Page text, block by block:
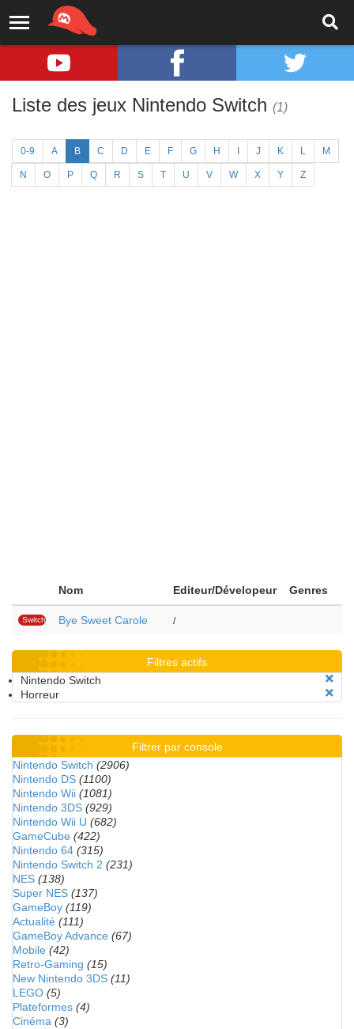
Liste des jeux Nintendo Switch (1)
0-9 A B C D E F G H J K L M
N O P Q R S T U V W X Y Z
Nom Editeur/Dévelopeur Genres
Switch Bye Sweet Carole /
Filtres actifs
Nintendo Switch
Horreur
Filtrer par console
Nintendo Switch (2906)
Nintendo DS (1100)
Nintendo Wii (1081)
Nintendo 3DS (929)
Nintendo Wii U (682)
GameCube (422)
Nintendo 64 (315)
Nintendo Switch 2 (231)
NES (138)
Super NES (137)
GameBoy (119)
Actualité (111)
GameBoy Advance (67)
Mobile (42)
Retro-Gaming (15)
New Nintendo 3DS (11)
LEGO (5)
Plateformes (4)
Cinéma (3)